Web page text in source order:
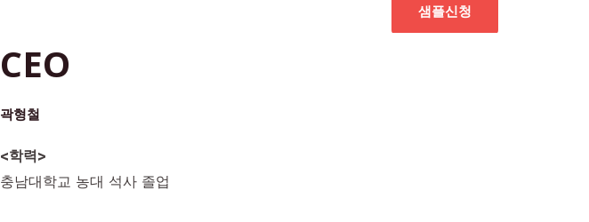
샘플신청
CEO
곽형철
<학력>
충남대학교 농대 석사 졸업